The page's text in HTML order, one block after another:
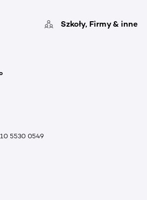
Szkoły, Firmy & inne
5530 0549